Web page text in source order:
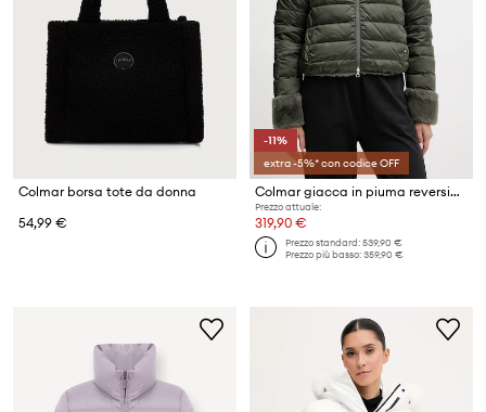
Colmar borsa tote da donna
54,99 €
-11%
extra -5%* con codice OFF
Colmar giacca in piuma reversibile
Prezzo attuale:
319,90 €
Prezzo standard:539,90 €
Prezzo più basso:359,90 €